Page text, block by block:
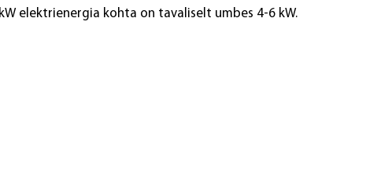
elektrienergia kohta on tavaliselt umbes 4-6 kW.